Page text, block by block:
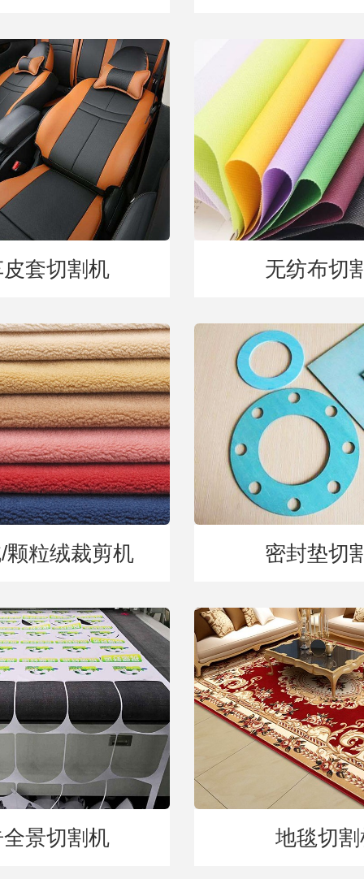
套切割机 无纺布切
颗粒绒裁剪机 密封垫切
景切割机 地毯切